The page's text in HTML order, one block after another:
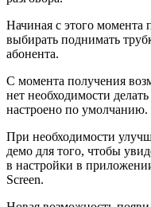
Начиная с этого момента
выбирать поднимать
абонента.
С момента получения
нет необходимости
настроено по умолчанию.
При необходимости
демо для того, чтобы
в настройки в
Screen.